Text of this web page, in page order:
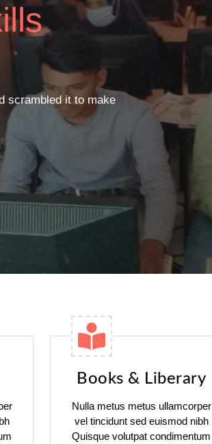
it to make
Books & Liberary
Nulla metus metus ullamcorper
vel tincidunt sed euismod nibh
Quisque volutpat condimentum